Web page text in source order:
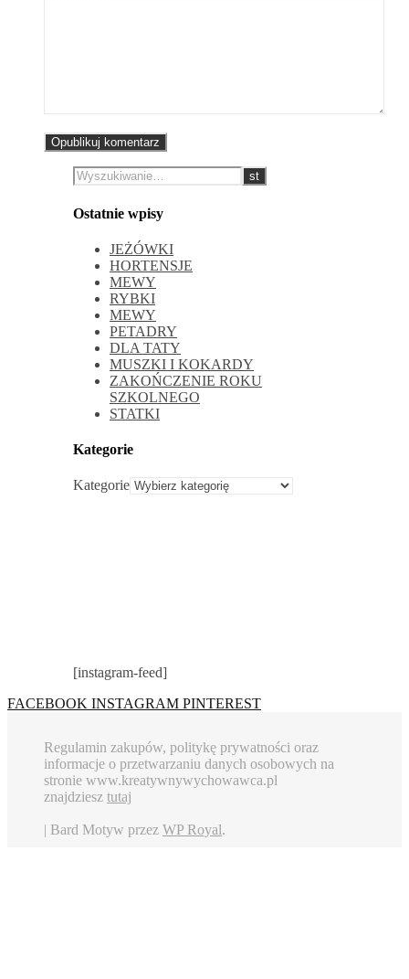
Ostatnie wpisy
JEŻÓWKI
HORTENSJE
MEWY
RYBKI
MEWY
PETADRY
DLA TATY
MUSZKI I KOKARDY
ZAKOŃCZENIE ROKU
SZKOLNEGO
STATKI
Kategorie
Kategorie
[instagram-feed]
FACEBOOK INSTAGRAM PINTEREST
Regulamin zakupów, politykę prywatności oraz
informacje o przetwarzaniu danych osobowych na
stronie www.kreatywnywychowawca.pl
znajdziesz tutaj
| Bard Motyw przez WP Royal.